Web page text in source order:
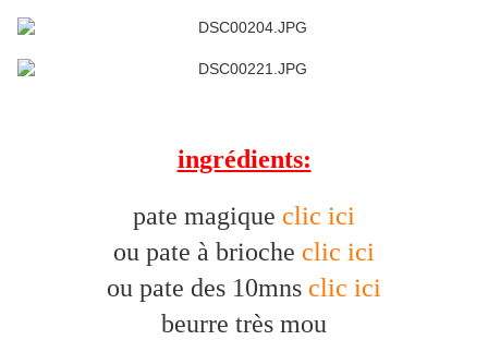
ingrédients:
pate magique clic ici
ou pate à brioche clic ici
ou pate des 10mns clic ici
beurre très mou